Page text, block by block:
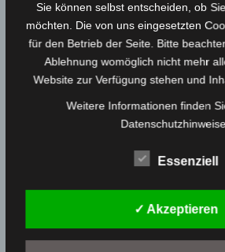
Rheinturm 35 in Neonpink
Skulptur / Designobjekt
/ Month
Kategorien
Sie können selbst entscheiden, ob
möchten. Die von uns eingesetzten
für den Betrieb der Seite. Bitte
Ablehnung womöglich nicht mehr
Website zur Verfügung stehen und
Weitere Informationen finden
Essenziell
✓ Akzeptieren